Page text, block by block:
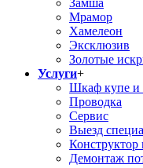
Замша
Мрамор
Хамелеон
Эксклюзив
Золотые
Услуги+
Шкаф купе и
Проводка
Сервис
Выезд
Конструктор
Демонтаж